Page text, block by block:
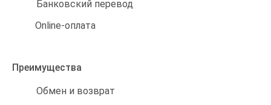
Банковский перевод
Online-оплата
Преимущества
Обмен и возврат